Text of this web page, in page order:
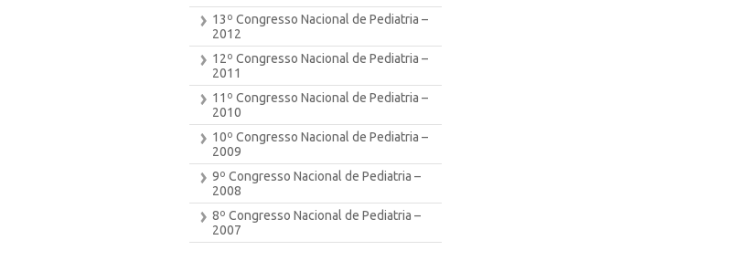
13º Congresso Nacional de Pediatria –
2012
12º Congresso Nacional de Pediatria –
2011
11º Congresso Nacional de Pediatria –
2010
10º Congresso Nacional de Pediatria –
2009
9º Congresso Nacional de Pediatria –
2008
8º Congresso Nacional de Pediatria –
2007